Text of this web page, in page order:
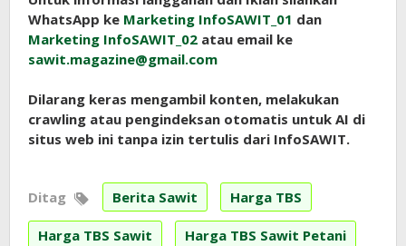
WhatsApp ke Marketing InfoSAWIT_01 dan
Marketing InfoSAWIT_02 atau email ke
sawit.magazine@gmail.com
Dilarang keras mengambil konten, melakukan
crawling atau pengindeksan otomatis untuk AI di
situs web ini tanpa izin tertulis dari InfoSAWIT.
Ditag Berita Sawit Harga TBS
Harga TBS Sawit Harga TBS Sawit Petani